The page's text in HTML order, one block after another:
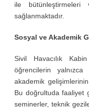
ile bütünleştirmeleri
sağlanmaktadır.
Sosyal ve Akademik
Sivil Havacılık
öğrencilerin
akademik
Bu doğrultuda faaliyet
seminerler, teknik